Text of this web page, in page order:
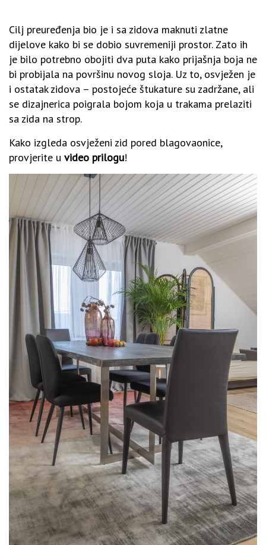
Cilj preuređenja bio je i sa zidova maknuti zlatne
dijelove kako bi se dobio suvremeniji prostor. Zato ih
je bilo potrebno obojiti dva puta kako prijašnja boja ne
bi probijala na površinu novog sloja. Uz to, osvježen je
i ostatak zidova – postojeće štukature su zadržane, ali
se dizajnerica poigrala bojom koja u trakama prelaziti
sa zida na strop.
Kako izgleda osvježeni zid pored blagovaonice,
provjerite u video prilogu!